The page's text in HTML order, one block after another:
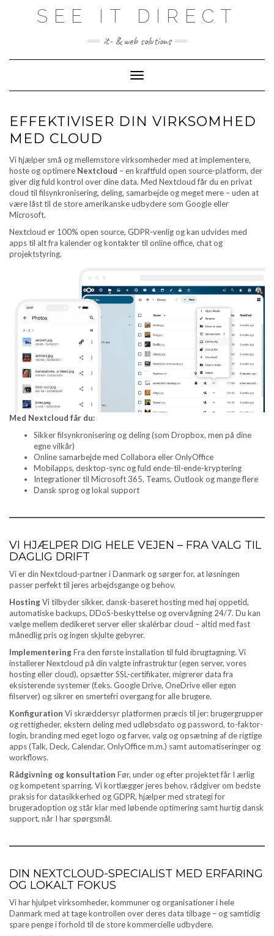
SEE IT DIRECT
it- & web solutions
Toggle Navigation
EFFEKTIVISER DIN VIRKSOMHED
MED CLOUD
Vi hjælper små og mellemstore virksomheder med at implementere,
hoste og optimere Nextcloud – en kraftfuld open source-platform, der
giver dig fuld kontrol over dine data. Med Nextcloud får du en privat
cloud til filsynkronisering, deling, samarbejde og meget mere – uden at
være låst til de store amerikanske udbydere som Google eller
Microsoft.
Nextcloud er 100% open source, GDPR-venlig og kan udvides med
apps til alt fra kalender og kontakter til online office, chat og
projektstyring.
Med Nextcloud får du:
Sikker filsynkronisering og deling (som Dropbox, men på dine
egne vilkår)
Online samarbejde med Collabora eller OnlyOffice
Mobilapps, desktop-sync og fuld ende-til-ende-kryptering
Integrationer til Microsoft 365, Teams, Outlook og mange flere
Dansk sprog og lokal support
VI HJÆLPER DIG HELE VEJEN – FRA VALG TIL
DAGLIG DRIFT
Vi er din Nextcloud-partner i Danmark og sørger for, at løsningen
passer perfekt til jeres arbejdsgange og behov.
HostingVi tilbyder sikker, dansk-baseret hosting med høj oppetid,
automatiske backups, DDoS-beskyttelse og overvågning 24/7. Du kan
vælge mellem dedikeret server eller skalérbar cloud – altid med fast
månedlig pris og ingen skjulte gebyrer.
ImplementeringFra den første installation til fuld ibrugtagning. Vi
installerer Nextcloud på din valgte infrastruktur (egen server, vores
hosting eller cloud), opsætter SSL-certifikater, migrerer data fra
eksisterende systemer (f.eks. Google Drive, OneDrive eller egen
filserver) og sikrer en smertefri overgang for alle brugere.
Konfiguration Vi skræddersyr platformen præcis til jer: brugergrupper
og rettigheder, ekstern deling med udløbsdato og password, to-faktor-
login, branding med eget logo og farver, valg og opsætning af de rigtige
apps (Talk, Deck, Calendar, OnlyOffice m.m.) samt automatiseringer og
workflows.
Rådgivning og konsultation Før, under og efter projektet får I ærlig
og kompetent sparring. Vi kortlægger jeres behov, rådgiver om bedste
praksis for datasikkerhed og GDPR, hjælper med strategi for
brugeradoption og står klar med løbende optimering samt hurtig dansk
support, når I har spørgsmål.
DIN NEXTCLOUD-SPECIALIST MED ERFARING
OG LOKALT FOKUS
Vi har hjulpet virksomheder, kommuner og organisationer i hele
Danmark med at tage kontrollen over deres data tilbage – og samtidig
spare penge i forhold til de store kommercielle udbydere.